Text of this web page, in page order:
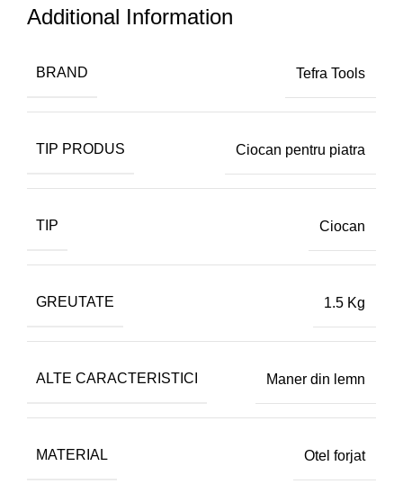
Additional Information
BRAND Tefra Tools
TIP PRODUS Ciocan pentru piatra
TIP Ciocan
GREUTATE 1.5 Kg
ALTE CARACTERISTICI Maner din lemn
MATERIAL Otel forjat